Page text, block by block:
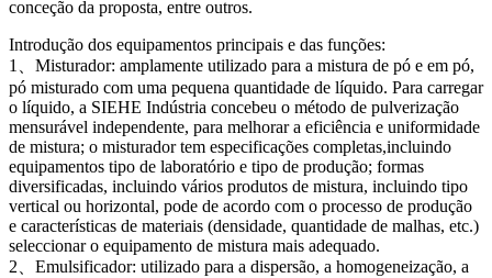
conceção da proposta, entre outros.
Introdução dos equipamentos principais e das funções:
1、Misturador: amplamente utilizado para a mistura de pó e em pó,
pó misturado com uma pequena quantidade de líquido. Para carregar
o líquido, a SIEHE Indústria concebeu o método de pulverização
mensurável independente, para melhorar a eficiência e uniformidade
de mistura; o misturador tem especificações completas,incluindo
equipamentos tipo de laboratório e tipo de produção; formas
diversificadas, incluindo vários produtos de mistura, incluindo tipo
vertical ou horizontal, pode de acordo com o processo de produção
e características de materiais (densidade, quantidade de malhas, etc.)
seleccionar o equipamento de mistura mais adequado.
2、Emulsificador: utilizado para a dispersão, a homogeneização, a